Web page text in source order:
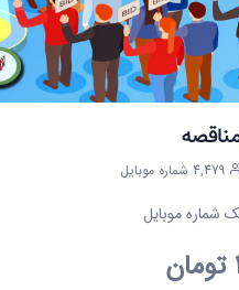
4,479 شماره موبایل
شماره موبایل
تومان